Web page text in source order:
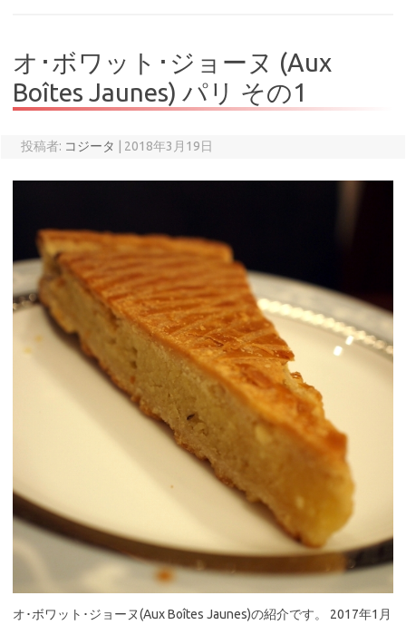
オ･ボワット･ジョーヌ (Aux
Boîtes Jaunes) パリ その1
投稿者: コジータ 2018年3月19日
オ･ボワット･ジョーヌ(Aux Boîtes Jaunes)の紹介です。 2017年1月